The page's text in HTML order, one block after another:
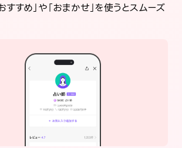
すすめ」や「おまかせ」を使うとスムーズ